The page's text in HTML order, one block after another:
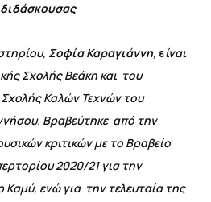
Σοφία Καραγιάννη, είναι
Σχολής Βεάκη και του
Καλών Τεχνών του
Βραβεύτηκε από την
κριτικών με το Βραβείο
2020/21 για την
ενώ για την τελευταία της